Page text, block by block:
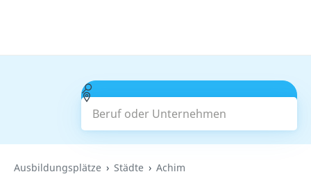
Beruf oder Unternehmen
Suchen
Ausbildungsplätze Städte Achim